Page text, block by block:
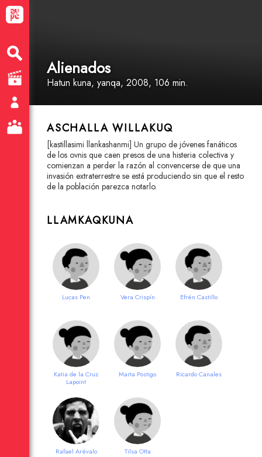
Alienados
Hatun kuna, yanqa, 2008, 106 min.
ASCHALLA WILLAKUQ
[kastillasimi llankashanmi] Un grupo de jóvenes fanáticos
de los ovnis que caen presos de una histeria colectiva y
comienzan a perder la razón al convencerse de que una
invasión extraterrestre se está produciendo sin que el resto
de la población parezca notarlo.
LLAMKAQKUNA
Lucas Pen Vera Crispín Efrén Castillo
Katia de la Cruz
Lapoint
Marta Postigo Ricardo Canales
Rafael Arévalo Tilsa Otta